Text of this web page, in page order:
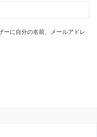
ーに自分の名前、メールアドレ